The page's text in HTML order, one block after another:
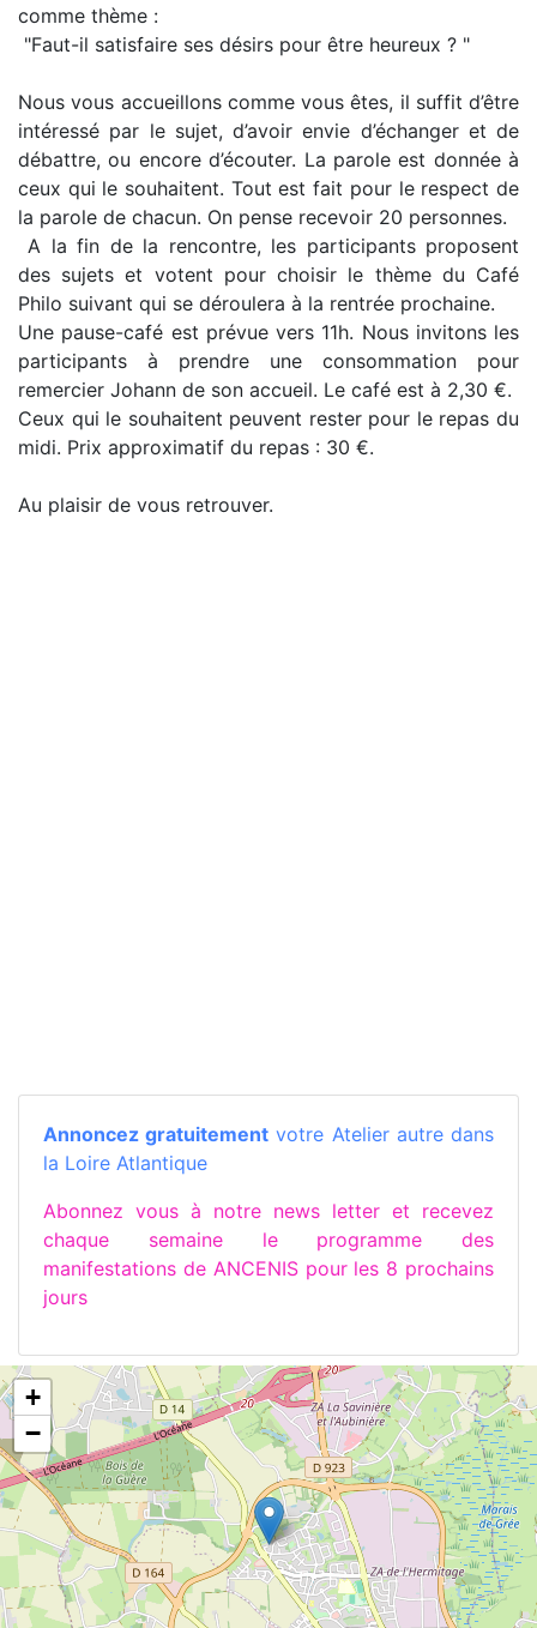
comme thème :
"Faut-il satisfaire ses désirs pour être heureux ? "
Nous vous accueillons comme vous êtes, il suffit d’être
intéressé par le sujet, d’avoir envie d’échanger et de
débattre, ou encore d’écouter. La parole est donnée à
ceux qui le souhaitent. Tout est fait pour le respect de
la parole de chacun. On pense recevoir 20 personnes.
A la fin de la rencontre, les participants proposent
des sujets et votent pour choisir le thème du Café
Philo suivant qui se déroulera à la rentrée prochaine.
Une pause-café est prévue vers 11h. Nous invitons les
participants à prendre une consommation pour
remercier Johann de son accueil. Le café est à 2,30 €.
Ceux qui le souhaitent peuvent rester pour le repas du
midi. Prix approximatif du repas : 30 €.
Au plaisir de vous retrouver.
Annoncez gratuitement votre Atelier autre dans
la Loire Atlantique
Abonnez vous à notre news letter et recevez
chaque semaine le programme des
manifestations de ANCENIS pour les 8 prochains
jours
+
−